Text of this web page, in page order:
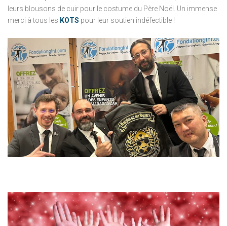
leurs blousons de cuir pour le costume du Père Noël. Un immense
merci à tous les KOTS pour leur soutien indéfectible !